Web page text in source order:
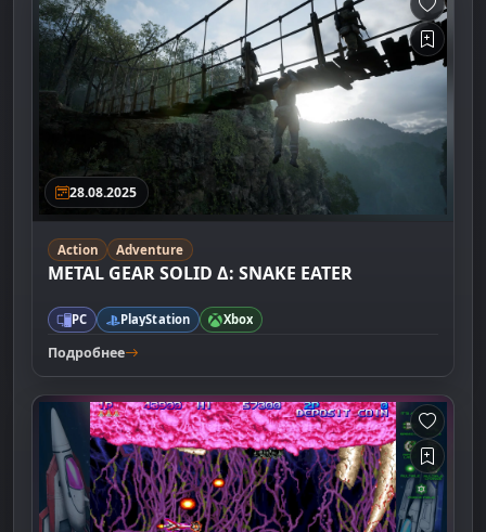
28.08.2025
Action Adventure
METAL GEAR SOLID Δ: SNAKE EATER
PC PlayStation Xbox
Подробнее